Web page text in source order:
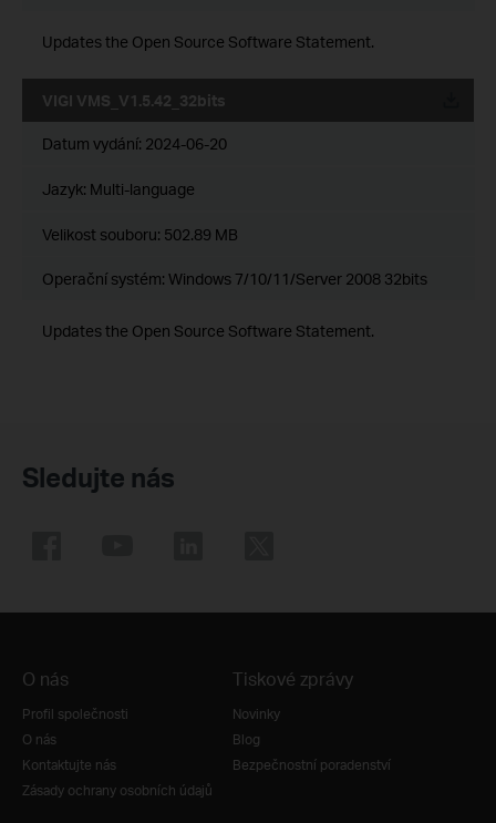
Updates the Open Source Software Statement.
VIGI VMS_V1.5.42_32bits
Datum vydání: 2024-06-20
Jazyk: Multi-language
Velikost souboru: 502.89 MB
Operační systém: Windows 7/10/11/Server 2008 32bits
Updates the Open Source Software Statement.
Sledujte nás
O nás
Profil společnosti
O nás
Kontaktujte nás
Zásady ochrany osobních údajů
Tiskové zprávy
Novinky
Blog
Bezpečnostní poradenství